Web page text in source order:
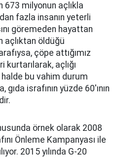
673 milyonun açlıkla
fazla insanın yeterli
göremeden hayattan
açlıktan öldüğü
çöpe attığımız
kurtarılarak, açlığı
bu vahim durum
israfının yüzde 60'ının
örnek olarak 2008
Önleme Kampanyası ile
2015 yılında G-20